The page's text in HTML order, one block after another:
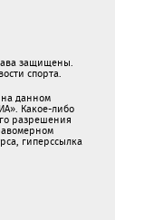
защищены.
спорта.
данном
Какое-либо
разрешения
гиперссылка